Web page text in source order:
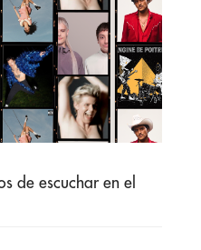
de escuchar en el